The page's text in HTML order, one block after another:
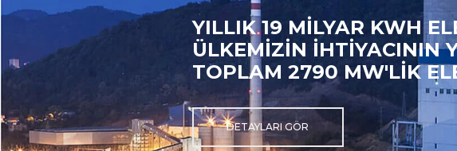
YILLIK 19 MİLYAR KWH
ÜLKEMİZİN İHTİYACININ
TOPLAM 2790 MW'LİK
DETAYLARI GÖR